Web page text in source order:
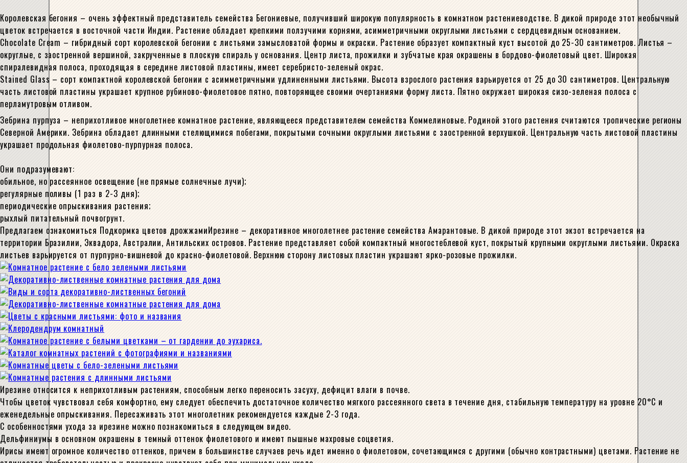
Королевская бегония – очень эффектный представитель семейства Бегониевые, получивший широкую популярность в комнатном растениеводстве. В дикой природе этот необычный
цветок встречается в восточной части Индии. Растение обладает крепкими ползучими корнями, асимметричными округлыми листьями с сердцевидным основанием.
Chocolate Cream – гибридный сорт королевской бегонии с листьями замысловатой формы и окраски. Растение образует компактный куст высотой до 25-30 сантиметров. Листья –
округлые, с заостренной вершиной, закрученные в плоскую спираль у основания. Центр листа, прожилки и зубчатые края окрашены в бордово-фиолетовый цвет. Широкая
спиралевидная полоса, проходящая в середине листовой пластины, имеет серебристо-зеленый окрас.
Stained Glass – сорт компактной королевской бегонии с асимметричными удлиненными листьями. Высота взрослого растения варьируется от 25 до 30 сантиметров. Центральную
часть листовой пластины украшает крупное рубиново-фиолетовое пятно, повторяющее своими очертаниями форму листа. Пятно окружает широкая сизо-зеленая полоса с
перламутровым отливом.
Зебрина пурпуза – неприхотливое многолетнее комнатное растение, являющееся представителем семейства Коммелиновые. Родиной этого растения считаются тропические регионы
Северной Америки. Зебрина обладает длинными стелющимися побегами, покрытыми сочными округлыми листьями с заостренной верхушкой. Центральную часть листовой пластины
украшает продольная фиолетово-пурпурная полоса.
Они подразумевают:
обильное, но рассеянное освещение (не прямые солнечные лучи);
регулярные поливы (1 раз в 2-3 дня);
периодические опрыскивания растения;
рыхлый питательный почвогрунт.
Предлагаем ознакомиться Подкормка цветов дрожжамиИрезине – декоративное многолетнее растение семейства Амарантовые. В дикой природе этот экзот встречается на
территории Бразилии, Эквадора, Австралии, Антильских островов. Растение представляет собой компактный многостеблевой куст, покрытый крупными округлыми листьями. Окраска
листьев варьируется от пурпурно-вишневой до красно-фиолетовой. Верхнюю сторону листовых пластин украшают ярко-розовые прожилки.
Ирезине относится к неприхотливым растениям, способным легко переносить засуху, дефицит влаги в почве.
Чтобы цветок чувствовал себя комфортно, ему следует обеспечить достаточное количество мягкого рассеянного света в течение дня, стабильную температуру на уровне 20°С и
еженедельные опрыскивания. Пересаживать этот многолетник рекомендуется каждые 2-3 года.
С особенностями ухода за ирезине можно познакомиться в следующем видео.
Дельфиниумы в основном окрашены в темный оттенок фиолетового и имеют пышные махровые соцветия.
Ирисы имеют огромное количество оттенков, причем в большинстве случаев речь идет именно о фиолетовом, сочетающимся с другими (обычно контрастными) цветами. Растение не